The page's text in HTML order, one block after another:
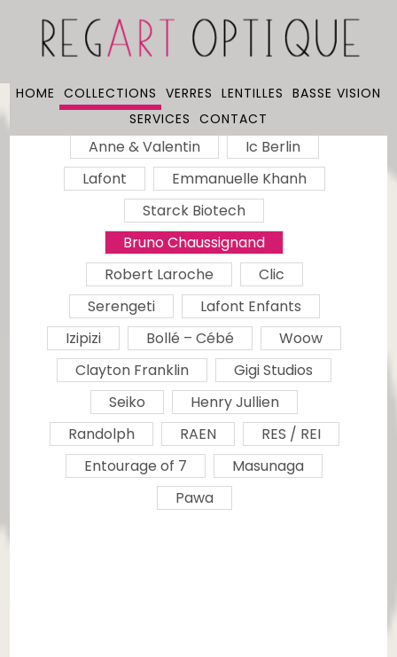
HOME COLLECTIONS VERRES LENTILLES BASSE VISION
SERVICES CONTACT
Anne & Valentin
Ic Berlin
Lafont
Emmanuelle Khanh
Starck Biotech
Bruno Chaussignand
Robert Laroche
Clic
Serengeti
Lafont Enfants
Izipizi
Bollé – Cébé
Woow
Clayton Franklin
Gigi Studios
Seiko
Henry Jullien
Randolph
RAEN
RES / REI
Entourage of 7
Masunaga
Pawa